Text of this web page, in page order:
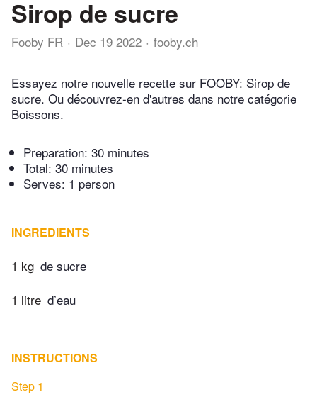
Sirop de sucre
Fooby FR Dec 19 2022 fooby.ch
Essayez notre nouvelle recette sur FOOBY: Sirop de
sucre. Ou découvrez-en d'autres dans notre catégorie
Boissons.
Preparation: 30 minutes
Total: 30 minutes
Serves: 1 person
INGREDIENTS
1 kg de sucre
1 litre d’eau
INSTRUCTIONS
Step 1